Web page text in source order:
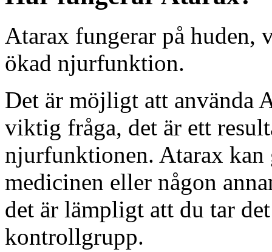
Atarax fungerar på
ökad njurfunktion.
Det är möjligt att använda
viktig fråga, det är ett
njurfunktionen. Atarax kan
medicinen eller någon
det är lämpligt att du tar
kontrollgrupp.